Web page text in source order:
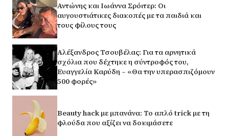
Αντώνης και Ιωάννα Σρόιτερ: Οι
αυγουστιάτικες διακοπές με τα παιδιά και
τους φίλους τους
Αλέξανδρος Τσουβέλας: Για τα αρνητικά
σχόλια που δέχτηκε η σύντροφός του,
Ευαγγελία Καρύδη – «Θα την υπερασπιζόμουν
500 φορές»
Beauty hack με μπανάνα: Το απλό trick με τη
φλούδα που αξίζει να δοκιμάσετε